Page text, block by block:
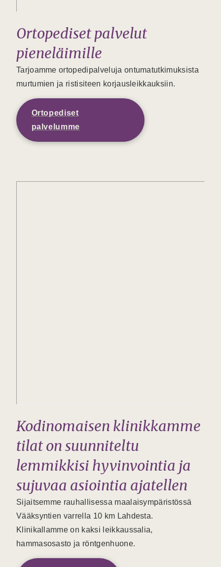
Ortopediset palvelut
pieneläimille
Tarjoamme ortopedipalveluja ontumatutkimuksista
murtumien ja ristisiteen korjausleikkauksiin.
Ortopediset
palvelumme
Kodinomaisen klinikkamme
tilat on suunniteltu
lemmikkisi hyvinvointia ja
sujuvaa asiointia ajatellen
Sijaitsemme rauhallisessa maalaisympäristössä
Vääksyntien varrella 10 km Lahdesta.
Klinikallamme on kaksi leikkaussalia,
hammasosasto ja röntgenhuone.